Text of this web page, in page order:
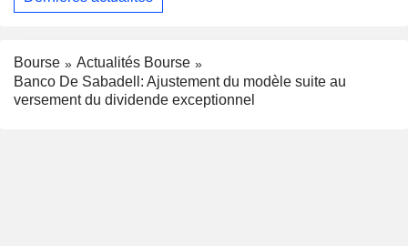
Bourse
Actualités Bourse
Banco De Sabadell: Ajustement du modèle suite au
versement du dividende exceptionnel